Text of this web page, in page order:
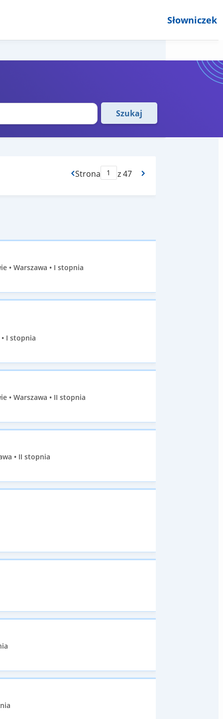
Słowniczek
Szukaj
Strona z 47
• Warszawa • I stopnia
I stopnia
• Warszawa • II stopnia
• II stopnia